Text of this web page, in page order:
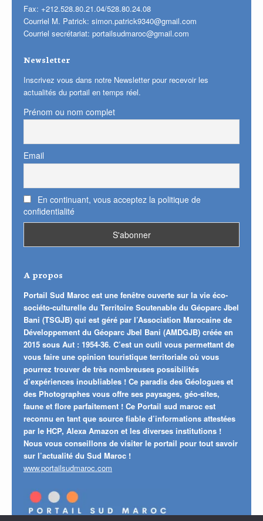
Fax: +212.528.80.21.04/528.80.24.08
Courriel M. Patrick: simon.patrick9340@gmail.com
Courriel secrétariat: portailsudmaroc@gmail.com
Newsletter
Inscrivez vous dans notre Newsletter pour recevoir les
actualités du portail en temps réel.
Prénom ou nom complet
Email
En continuant, vous acceptez la politique de
confidentialité
A propos
Portail Sud Maroc est une fenêtre ouverte sur la vie éco-
sociéto-culturelle du Territoire Soutenable du Géoparc Jbel
Bani (TSGJB) qui est géré par l’Association Marocaine de
Développement du Géoparc Jbel Bani (AMDGJB) créée en
2015 sous Aut : 1954-36. C’est un outil vous permettant de
vous faire une opinion touristique territoriale où vous
pourrez trouver de très nombreuses possibilités
d’expériences inoubliables ! Ce paradis des Géologues et
des Photographes vous offre ses paysages, géo-sites,
faune et flore parfaitement ! Ce Portail sud maroc est
reconnu en tant que source fiable d’informations attestées
par le HCP, Alexa Amazon et les diverses institutions !
Nous vous conseillons de visiter le portail pour tout savoir
sur l’actualité du Sud Maroc !
www.portailsudmaroc.com